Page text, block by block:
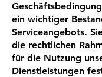
ein wichtiger
Serviceangebots.
die rechtlichen
für die Nutzung
Dienstleistungen